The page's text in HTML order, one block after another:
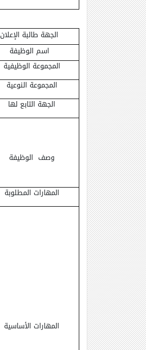
الجهة طالبة الإعلان
اسم الوظيفة
المجموعة الوظيفية
المجموعة النوعية
الجهة التابع لها
وصف الوظيفة
المهارات المطلوبة
المهارات الأساسية